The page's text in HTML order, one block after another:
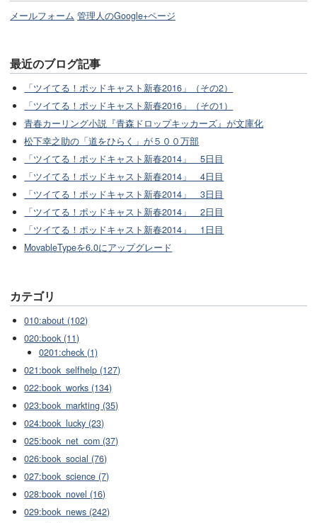
メールフォーム 管理人のGoogle+ページ
最近のブログ記事
「ツイてる！ポッドキャスト新春2016」（その2）
「ツイてる！ポッドキャスト新春2016」（その1）
青春カーリング小説『青森ドロップキッカーズ』が文庫化
松下幸之助の「道をひらく」が５００万部
「ツイてる！ポッドキャスト新春2014」 5日目
「ツイてる！ポッドキャスト新春2014」 4日目
「ツイてる！ポッドキャスト新春2014」 3日目
「ツイてる！ポッドキャスト新春2014」 2日目
「ツイてる！ポッドキャスト新春2014」 1日目
MovableTypeを6.0にアップグレード
カテゴリ
010:about (102)
020:book (11)
0201:check (1)
021:book_selfhelp (127)
022:book_works (134)
023:book_markting (35)
024:book_lucky (23)
025:book_net_com (37)
026:book_social (76)
027:book_science (7)
028:book_novel (16)
029:book_news (242)